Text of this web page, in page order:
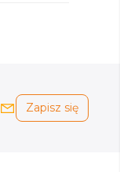
Zapisz się